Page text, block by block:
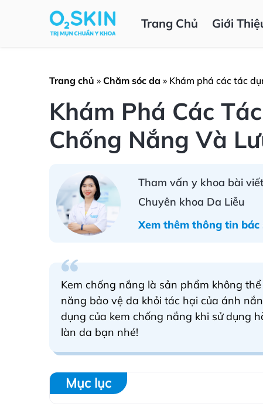
Trang Chủ Giới
Trang chủ » Chăm sóc da » Khám phá các tác
Khám Phá Các
Chống Nắng Và
Tham vấn y khoa bài
Chuyên khoa Da Liễu
Xem thêm thông tin bác
Kem chống nắng là sản phẩm không
năng bảo vệ da khỏi tác hại của ánh
dụng của kem chống nắng khi sử dụng
làn da bạn nhé!
Mục lục